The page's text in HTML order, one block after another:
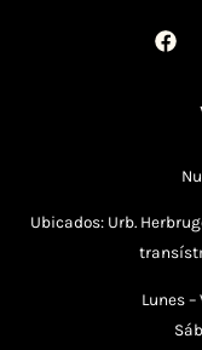
Ubicados: Urb.
Lunes